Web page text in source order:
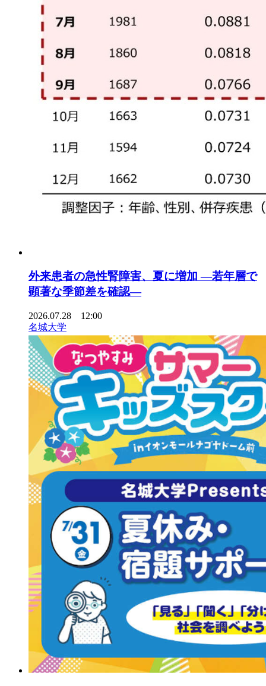
外来患者の急性腎障害、夏に増加 ―若年層で
顕著な季節差を確認―
2026.07.28 12:00
名城大学